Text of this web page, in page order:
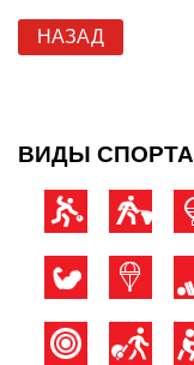
НАЗАД
ВИДЫ СПОРТА